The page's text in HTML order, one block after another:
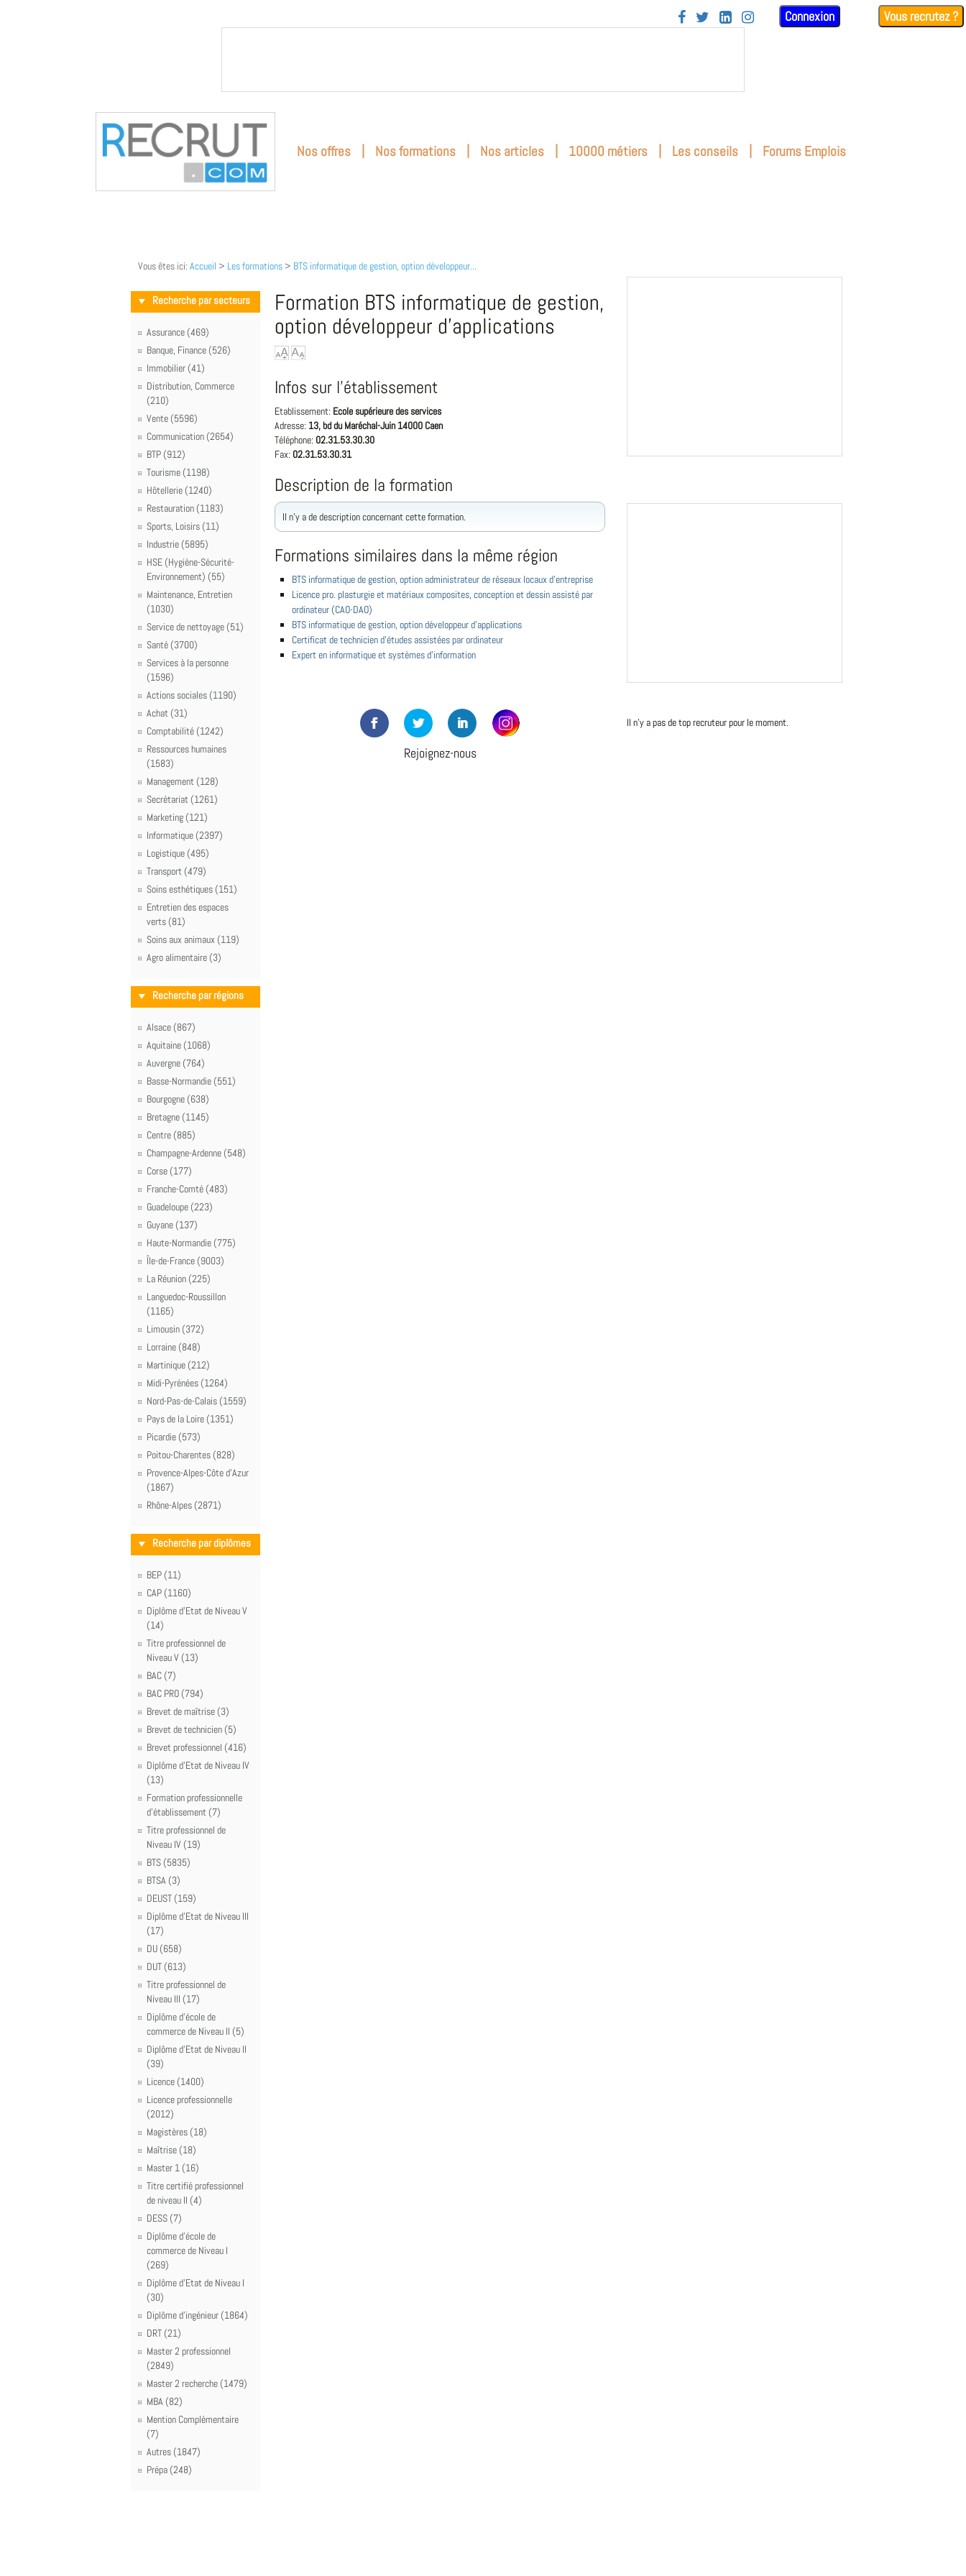
    Connexion Vous recrutez ?
Nos offres | Nos formations | Nos articles | 10000 métiers | Les conseils | Forums Emplois
Vous êtes ici: Accueil > Les formations > BTS informatique de gestion, option développeur...
Recherche par secteurs
Assurance (469)
Banque, Finance (526)
Immobilier (41)
Distribution, Commerce
(210)
Vente (5596)
Communication (2654)
BTP (912)
Tourisme (1198)
Hôtellerie (1240)
Restauration (1183)
Sports, Loisirs (11)
Industrie (5895)
HSE (Hygiène-Sécurité-
Environnement) (55)
Maintenance, Entretien
(1030)
Service de nettoyage (51)
Santé (3700)
Services à la personne
(1596)
Actions sociales (1190)
Achat (31)
Comptabilité (1242)
Ressources humaines
(1583)
Management (128)
Secrétariat (1261)
Marketing (121)
Informatique (2397)
Logistique (495)
Transport (479)
Soins esthétiques (151)
Entretien des espaces
verts (81)
Soins aux animaux (119)
Agro alimentaire (3)
Recherche par régions
Alsace (867)
Aquitaine (1068)
Auvergne (764)
Basse-Normandie (551)
Bourgogne (638)
Bretagne (1145)
Centre (885)
Champagne-Ardenne (548)
Corse (177)
Franche-Comté (483)
Guadeloupe (223)
Guyane (137)
Haute-Normandie (775)
Île-de-France (9003)
La Réunion (225)
Languedoc-Roussillon
(1165)
Limousin (372)
Lorraine (848)
Martinique (212)
Midi-Pyrénées (1264)
Nord-Pas-de-Calais (1559)
Pays de la Loire (1351)
Picardie (573)
Poitou-Charentes (828)
Provence-Alpes-Côte d'Azur
(1867)
Rhône-Alpes (2871)
Recherche par diplômes
BEP (11)
CAP (1160)
Diplôme d'Etat de Niveau V
(14)
Titre professionnel de
Niveau V (13)
BAC (7)
BAC PRO (794)
Brevet de maîtrise (3)
Brevet de technicien (5)
Brevet professionnel (416)
Diplôme d'Etat de Niveau IV
(13)
Formation professionnelle
d'établissement (7)
Titre professionnel de
Niveau IV (19)
BTS (5835)
BTSA (3)
DEUST (159)
Diplôme d'Etat de Niveau III
(17)
DU (658)
DUT (613)
Titre professionnel de
Niveau III (17)
Diplôme d'école de
commerce de Niveau II (5)
Diplôme d'Etat de Niveau II
(39)
Licence (1400)
Licence professionnelle
(2012)
Magistères (18)
Maîtrise (18)
Master 1 (16)
Titre certifié professionnel
de niveau II (4)
DESS (7)
Diplôme d'école de
commerce de Niveau I
(269)
Diplôme d'Etat de Niveau I
(30)
Diplôme d'ingénieur (1864)
DRT (21)
Master 2 professionnel
(2849)
Master 2 recherche (1479)
MBA (82)
Mention Complémentaire
(7)
Autres (1847)
Prépa (248)
Formation BTS informatique de gestion,
option développeur d'applications
Infos sur l'établissement
Etablissement: Ecole supérieure des services
Adresse: 13, bd du Maréchal-Juin 14000 Caen
Téléphone: 02.31.53.30.30
Fax: 02.31.53.30.31
Description de la formation
Il n'y a de description concernant cette formation.
Formations similaires dans la même région
BTS informatique de gestion, option administrateur de réseaux locaux d'entreprise
Licence pro. plasturgie et matériaux composites, conception et dessin assisté par
ordinateur (CAO-DAO)
BTS informatique de gestion, option développeur d'applications
Certificat de technicien d'études assistées par ordinateur
Expert en informatique et systèmes d'information
Rejoignez-nous
Il n'y a pas de top recruteur pour le moment.